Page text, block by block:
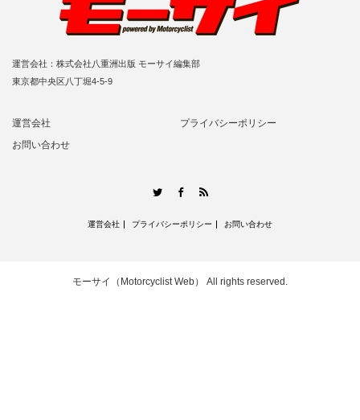
運営会社：株式会社八重洲出版 モーサイ編集部
東京都中央区八丁堀4-5-9
運営会社
プライバシーポリシー
お問い合わせ
TwitterFacebook
運営会社 プライバシーポリシー お問い合わせ
モーサイ（Motorcyclist Web） All rights reserved.